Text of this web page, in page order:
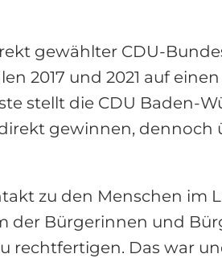
gewählter CDU-
2017 und 2021 auf
stellt die CDU Baden-
gewinnen,
zu den Menschen im
der Bürgerinnen und
rechtfertigen. Das war